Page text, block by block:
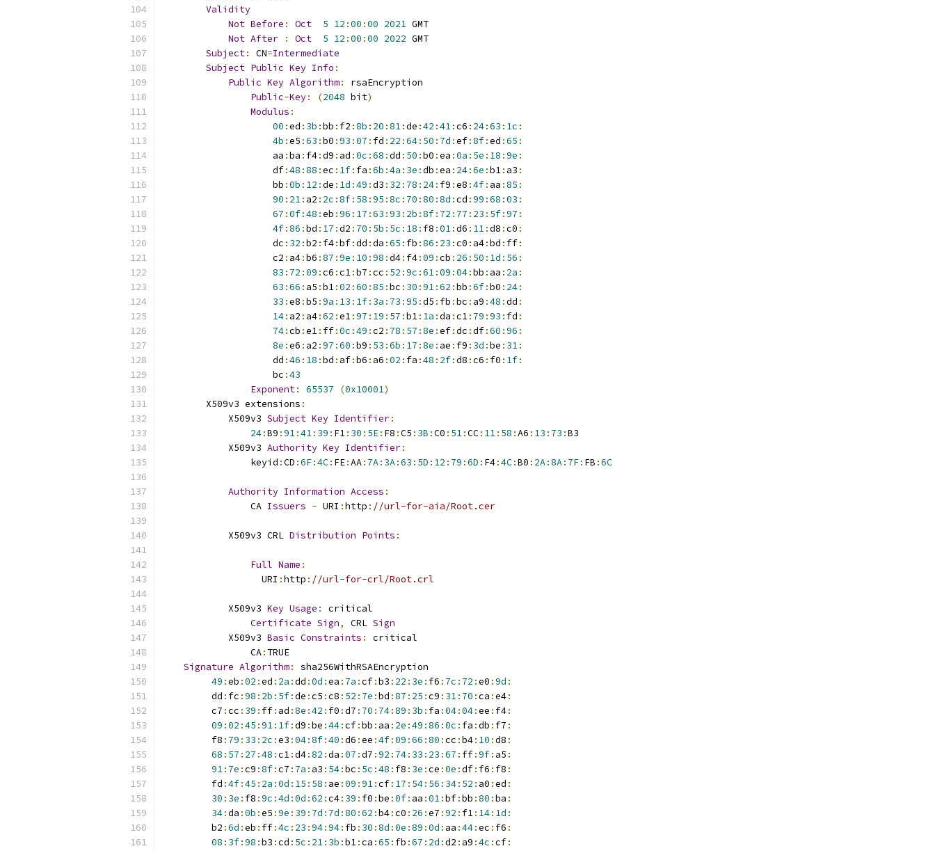
Validity
Not Before : Oct 5 12 :00 :00 2021 GMT
Not After : Oct 5 12 :00 :00 2022 GMT
Subject: CN=Intermediate
Subject Public Key Info :
Public Key Algorithm:
rsaEncryption
Public-Key: (2048 bit)
Modulus :
00 :ed : 3b :bb : f2 :8b : 20 :81:de :42 :41:c6 : 24:63 : 1c :
4b :e5 :63 :b0 :93 :07 : fd : 22 :64: 50 : 7d :ef:8f:ed :65 :
                    aa
:ba : f4:d9 : ad :0c :68 :dd : 50 :b0 :ea :0a : 5e : 18 :9e :
                    df
:48 :88 :ec : 1f: fa :6b :4a : 3e :db :ea : 24:6e :b1: a3 :
                    bb
:0b : 12 :de : 1d :49 :d3 : 32 : 78 : 24: f9 :e8 :4f: aa :85 :
90 : 21: a2 : 2c :8f: 58 :95 :8c : 70 :80 :8d :cd :99 :68 :03 :
67 :0f:48 :eb :96 : 17 :63 :93 : 2b :8f: 72 : 77 : 23 : 5f:97 :
4f:86 :bd : 17 :d2 : 70 : 5b : 5c : 18 : f8 :01:d6 : 11:d8 :c0 :
                    dc
: 32 :b2 : f4:bf:dd :da :65 : fb :86 : 23 :c0 : a4:bd : ff:
                    c2
: a4:b6 :87 :9e : 10 :98 :d4: f4:09 :cb : 26 : 50 : 1d : 56 :
83 : 72 :09 :c6 :c1:b7 :cc : 52 :9c :61:09 :04:bb : aa : 2a :
63 :66 : a5 :b1:02 :60 :85 :bc : 30 :91:62 :bb :6f:b0 : 24:
33 :e8 :b5 :9a : 13 : 1f: 3a : 73 :95 :d5 : fb :bc : a9 :48 :dd :
14: a2 : a4:62 :e1:97 : 19 : 57 :b1: 1a :da :c1: 79 :93 : fd :
74:cb :e1: ff:0c :49 :c2 : 78 : 57 :8e :ef:dc :df:60 :96 :
8e :e6 : a2 :97 :60 :b9 : 53 :6b : 17 :8e : ae : f9 : 3d :be : 31:
                    dd
:46 : 18 :bd : af:b6 : a6 :02 : fa :48 : 2f:d8 :c6 : f0 : 1f:
                    bc
:43
Exponent: 65537 (0x10001)
        X509v3 extensions
:
            X509v3
Subject Key Identifier:
24:B9 :91:41: 39 : F1: 30 : 5E: F8 :C5 : 3B :C0 : 51:CC: 11: 58 :A6 : 13 : 73 :B3
            X509v3
Authority Key Identifier:
                keyid
:CD :6F:4C: FE:AA: 7A: 3A:63 : 5D : 12 : 79 :6D : F4:4C:B0 : 2A:8A: 7F: FB :6C
Authority Information Access :
                CA
Issuers - URI :http : //url-for-aia/Root.cer
            X509v3 CRL
Distribution Points :
Full Name :
                  URI
:http : //url-for-crl/Root.crl
            X509v3
Key Usage :
critical
Certificate Sign, CRL Sign
            X509v3
Basic Constraints :
critical
                CA
: TRUE
Signature Algorithm:
sha256WithRSAEncryption
49 :eb :02 :ed : 2a :dd :0d :ea : 7a :cf:b3 : 22 : 3e : f6 : 7c : 72 :e0 :9d :
         dd
: fc :98 : 2b : 5f:de :c5 :c8 : 52 : 7e :bd :87 : 25 :c9 : 31: 70 :ca :e4:
         c7
:cc : 39 : ff: ad :8e :42 : f0 :d7 : 70 : 74:89 : 3b : fa :04:04:ee : f4:
09 :02 :45 :91: 1f:d9 :be :44:cf:bb : aa : 2e :49 :86 :0c : fa :db : f7 :
         f8
: 79 : 33 : 2c :e3 :04:8f:40 :d6 :ee :4f:09 :66 :80 :cc :b4: 10 :d8 :
68 : 57 : 27 :48 :c1:d4:82 :da :07 :d7 :92 : 74: 33 : 23 :67 : ff:9f: a5 :
91: 7e :c9 :8f:c7 : 7a : a3 : 54:bc : 5c :48 : f8 : 3e :ce :0e :df: f6 : f8 :
         fd
:4f:45 : 2a :0d : 15 : 58 : ae :09 :91:cf: 17 : 54: 56 : 34: 52 : a0 :ed :
30 : 3e : f8 :9c :4d :0d :62 :c4: 39 : f0 :be :0f: aa :01:bf:bb :80 :ba :
34:da :0b :e5 :9e : 39 : 7d : 7d :80 :62 :b4:c0 : 26 :e7 :92 : f1: 14: 1d :
         b2
:6d :eb : ff:4c : 23 :94:94: fb : 30 :8d :0e :89 :0d : aa :44:ec : f6 :
08 : 3f:98 :b3 :cd : 5c : 21: 3b :b1:ca :65 : fb :67 : 2d :d2 : a9 :4c :cf: